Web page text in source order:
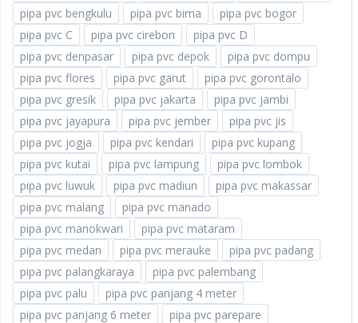
pipa pvc bengkulu
pipa pvc bima
pipa pvc bogor
pipa pvc C
pipa pvc cirebon
pipa pvc D
pipa pvc denpasar
pipa pvc depok
pipa pvc dompu
pipa pvc flores
pipa pvc garut
pipa pvc gorontalo
pipa pvc gresik
pipa pvc jakarta
pipa pvc jambi
pipa pvc jayapura
pipa pvc jember
pipa pvc jis
pipa pvc jogja
pipa pvc kendari
pipa pvc kupang
pipa pvc kutai
pipa pvc lampung
pipa pvc lombok
pipa pvc luwuk
pipa pvc madiun
pipa pvc makassar
pipa pvc malang
pipa pvc manado
pipa pvc manokwari
pipa pvc mataram
pipa pvc medan
pipa pvc merauke
pipa pvc padang
pipa pvc palangkaraya
pipa pvc palembang
pipa pvc palu
pipa pvc panjang 4 meter
pipa pvc panjang 6 meter
pipa pvc parepare